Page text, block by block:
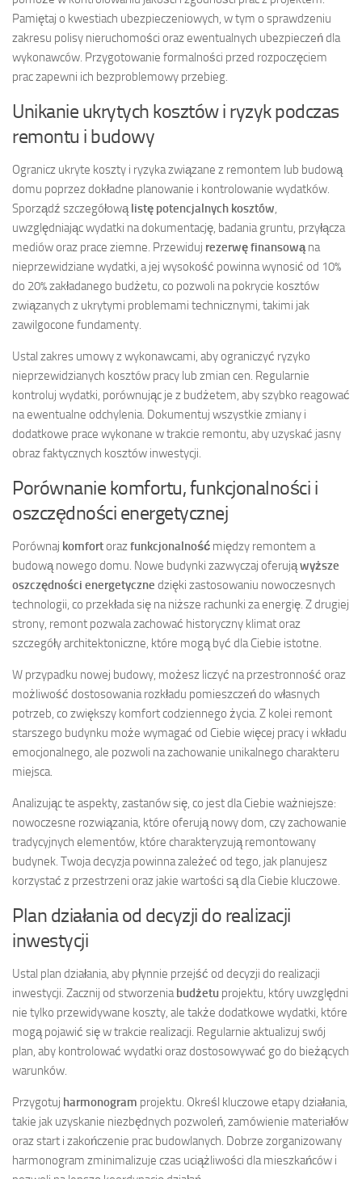
Pamiętaj o kwestiach ubezpieczeniowych, w tym o sprawdzeniu
zakresu polisy nieruchomości oraz ewentualnych ubezpieczeń dla
wykonawców. Przygotowanie formalności przed rozpoczęciem
prac zapewni ich bezproblemowy przebieg.
Unikanie ukrytych kosztów i ryzyk podczas
remontu i budowy
Ogranicz ukryte koszty i ryzyka związane z remontem lub budową
domu poprzez dokładne planowanie i kontrolowanie wydatków.
Sporządź szczegółowąlistę potencjalnych kosztów,
uwzględniając wydatki na dokumentację, badania gruntu, przyłącza
mediów oraz prace ziemne. Przewiduj rezerwę finansowąna
nieprzewidziane wydatki, a jej wysokość powinna wynosić od 10%
do 20% zakładanego budżetu, co pozwoli na pokrycie kosztów
związanych z ukrytymi problemami technicznymi, takimi jak
zawilgocone fundamenty.
Ustal zakres umowy z wykonawcami, aby ograniczyć ryzyko
nieprzewidzianych kosztów pracy lub zmian cen. Regularnie
kontroluj wydatki, porównując je z budżetem, aby szybko reagować
na ewentualne odchylenia. Dokumentuj wszystkie zmiany i
dodatkowe prace wykonane w trakcie remontu, aby uzyskać jasny
obraz faktycznych kosztów inwestycji.
Porównanie komfortu, funkcjonalności i
oszczędności energetycznej
Porównaj komfortorazfunkcjonalność między remontem a
budową nowego domu. Nowe budynki zazwyczaj oferująwyższe
oszczędności energetyczne dzięki zastosowaniu nowoczesnych
technologii, co przekłada się na niższe rachunki za energię. Z drugiej
strony, remont pozwala zachować historyczny klimat oraz
szczegóły architektoniczne, które mogą być dla Ciebie istotne.
W przypadku nowej budowy, możesz liczyć na przestronność oraz
możliwość dostosowania rozkładu pomieszczeń do własnych
potrzeb, co zwiększy komfort codziennego życia. Z kolei remont
starszego budynku może wymagać od Ciebie więcej pracy i wkładu
emocjonalnego, ale pozwoli na zachowanie unikalnego charakteru
miejsca.
Analizując te aspekty, zastanów się, co jest dla Ciebie ważniejsze:
nowoczesne rozwiązania, które oferują nowy dom, czy zachowanie
tradycyjnych elementów, które charakteryzują remontowany
budynek. Twoja decyzja powinna zależeć od tego, jak planujesz
korzystać z przestrzeni oraz jakie wartości są dla Ciebie kluczowe.
Plan działania od decyzji do realizacji
inwestycji
Ustal plan działania, aby płynnie przejść od decyzji do realizacji
inwestycji. Zacznij od stworzeniabudżetu projektu, który uwzględni
nie tylko przewidywane koszty, ale także dodatkowe wydatki, które
mogą pojawić się w trakcie realizacji. Regularnie aktualizuj swój
plan, aby kontrolować wydatki oraz dostosowywać go do bieżących
warunków.
Przygotuj harmonogram projektu. Określ kluczowe etapy działania,
takie jak uzyskanie niezbędnych pozwoleń, zamówienie materiałów
oraz start i zakończenie prac budowlanych. Dobrze zorganizowany
harmonogram zminimalizuje czas uciążliwości dla mieszkańców i